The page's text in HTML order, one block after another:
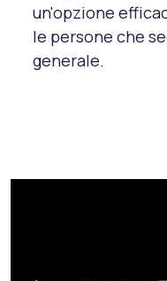
un'opzione
le persone che
generale.